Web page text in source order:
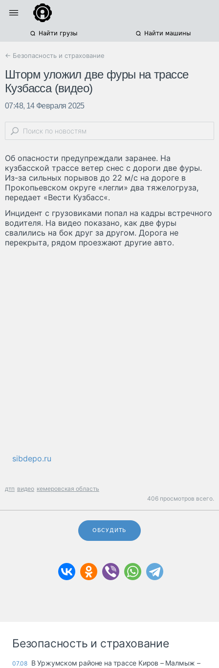
Найти грузы Найти машины
← Безопасность и страхование
Шторм уложил две фуры на трассе
Кузбасса (видео)
07:48, 14 Февраля 2025
Об опасности предупреждали заранее. На
кузбасской трассе ветер снес с дороги две фуры.
Из-за сильных порывов до 22 м/c на дороге в
Прокопьевском округе «легли» два тяжелогруза,
передает «Вести Кузбасс«.
Инцидент с грузовиками попал на кадры встречного
водителя. На видео показано, как две фуры
свалились на бок друг за другом. Дорога не
перекрыта, рядом проезжают другие авто.
sibdepo.ru
дтп видео кемеровская область
406 просмотров всего.
ОБСУДИТЬ
Безопасность и страхование
07.08 В Уржумском районе на трассе Киров – Малмыж –